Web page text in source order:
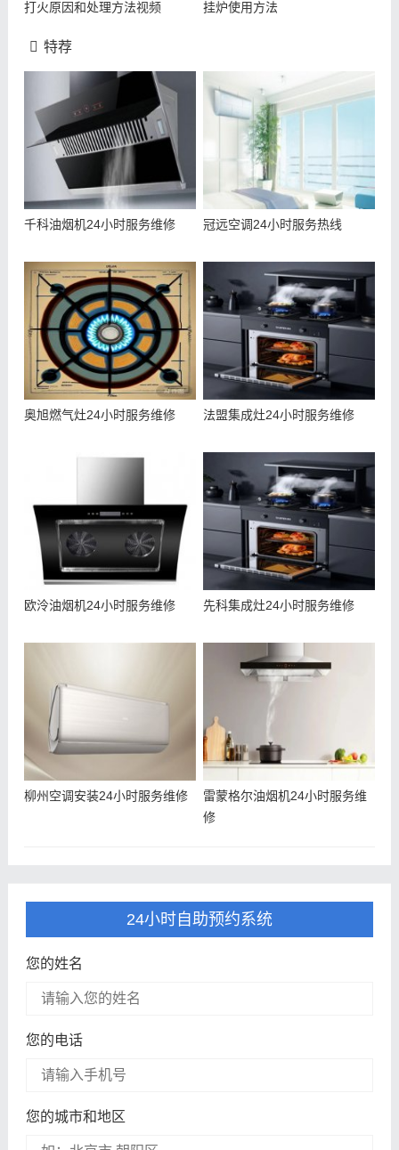
打火原因和处理方法视频 挂炉使用方法
特荐
千科油烟机24小时服务维修 冠远空调24小时服务热线
奥旭燃气灶24小时服务维修 法盟集成灶24小时服务维修
欧泠油烟机24小时服务维修 先科集成灶24小时服务维修
柳州空调安装24小时服务维修
雷蒙格尔油烟机24小时服务维
修
24小时自助预约系统
您的姓名
您的电话
您的城市和地区